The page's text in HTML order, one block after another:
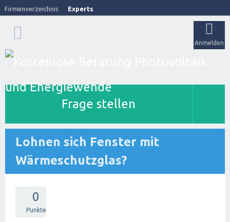
Firmenverzeichnis Experts
Anmelden
Frage stellen
Lohnen sich Fenster mit
Wärmeschutzglas?
0
Punkte